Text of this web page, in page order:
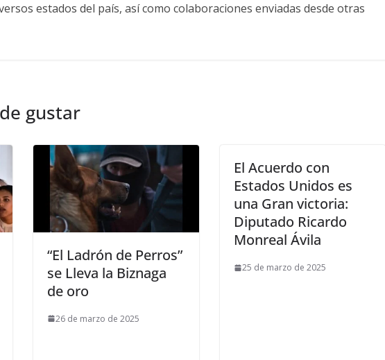
estados del país, así como colaboraciones enviadas desde otras
gustar
“El Ladrón de Perros”
se Lleva la Biznaga
de oro
26 de marzo de 2025
El Acuerdo con
Estados Unidos es
una Gran victoria:
Diputado Ricardo
Monreal Ávila
25 de marzo de 2025